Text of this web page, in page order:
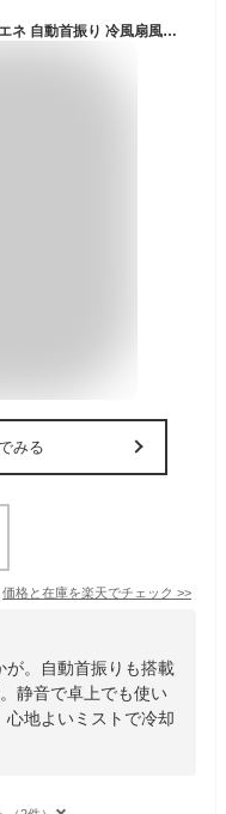
【UV-C除菌】 冷風機 小型 冷風扇 卓上 省エネ 自動首振り 冷風扇風機 3段階風量 ミニクーラー ポータブルエアコン 氷 冷却 涼しい 静音 卓上冷風扇 ミスト 小型 USB給電式 ミニクーラー 卓上クーラー 熱中症対策
みる
価格と在庫を楽天でチェック >>
が。自動首振りも搭載
静音で卓上でも使い
地よいミストで冷却